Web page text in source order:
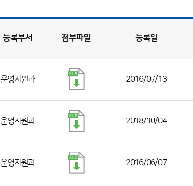
등록부서 첨부파일 등록일
운영지원과 2016/07/13
운영지원과 2018/10/04
운영지원과 2016/06/07